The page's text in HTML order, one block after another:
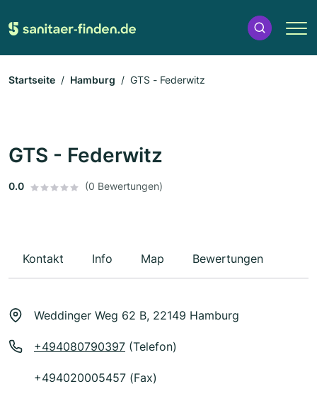
Startseite Hamburg GTS - Federwitz
GTS - Federwitz
0.0 (0 Bewertungen)
Kontakt Info Map Bewertungen
Weddinger Weg 62 B, 22149 Hamburg
+494080790397 (Telefon)
+494020005457 (Fax)